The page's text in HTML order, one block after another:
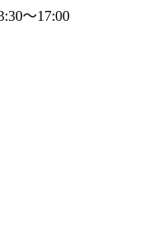
～17:00